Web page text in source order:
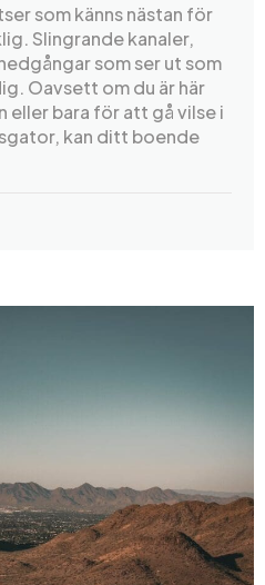
som känns nästan för
Slingrande kanaler,
som ser ut som
Oavsett om du är här
bara för att gå vilse i
kan ditt boende